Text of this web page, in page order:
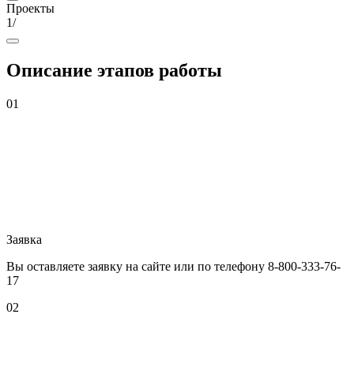
Проекты
1/
Описание этапов работы
01
Заявка
Вы оставляете заявку на сайте или по телефону 8-800-333-76-
17
02